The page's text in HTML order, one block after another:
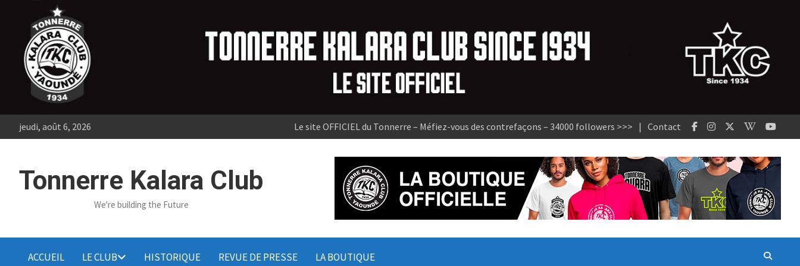
jeudi, août 6, 2026 Le site OFFICIEL du Tonnerre – Méfiez-vous des contrefaçons – 34000 followers >>> Contact
Tonnerre Kalara Club
We're building the Future
ACCUEIL LE CLUB HISTORIQUE REVUE DE PRESSE LA BOUTIQUE